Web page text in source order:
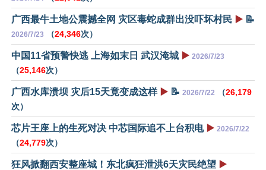
广西最牛土地公震撼全网 灾区毒蛇成群出没吓坏村民 ▶️ 📝
2026/7/23 （24,346次）
中国11省预警快逃 上海如末日 武汉淹城 ▶️ 2026/7/23
（25,146次）
广西水库溃坝 灾后15天竟变成这样 ▶️ 📝 2026/7/22 （26,179
次）
芯片王座上的生死对决 中芯国际追不上台积电 ▶️ 2026/7/22
（24,779次）
狂风掀翻西安整座城！东北疯狂泄洪6天灾民绝望 ▶️